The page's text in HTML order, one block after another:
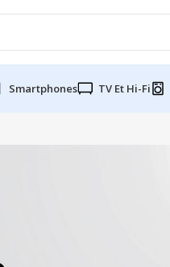
Smartphones TV Et Hi-Fi